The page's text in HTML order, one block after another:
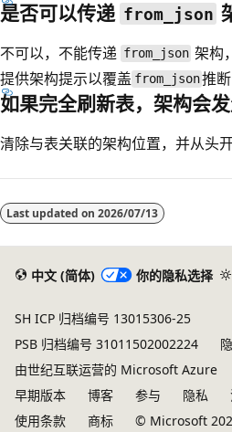
是否可以传递 from_json
不可以，不能传递 from_json 架构
提供架构提示以覆盖 from_json推
如果完全刷新表，架构会发
清除与表关联的架构位置，并从头
Last updated on 2026/07/13
中文 (简体) 你的隐私选择
SH ICP 归档编号 13015306-25
PSB 归档编号 31011502002224
由世纪互联运营的 Microsoft Azure
早期版本
博客 参与 隐私
使用条款
商标 © Microsoft